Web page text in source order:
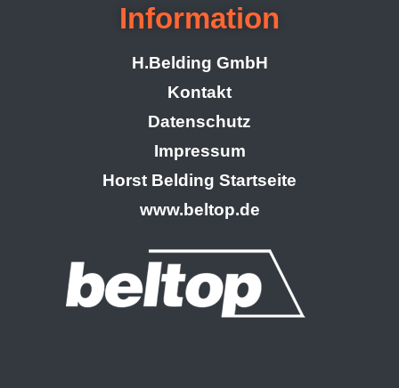
Information
H.Belding GmbH
Kontakt
Datenschutz
Impressum
Horst Belding Startseite
www.beltop.de